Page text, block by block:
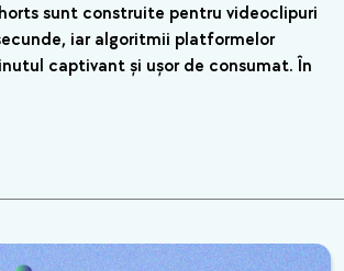
sunt construite pentru videoclipuri
iar algoritmii platformelor
captivant și ușor de consumat. În